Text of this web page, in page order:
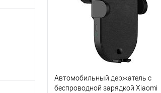
Недоступно
Автомобильный держатель с
беспроводной зарядкой Xiaomi